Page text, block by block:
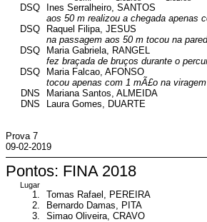
DSQ Ines Serralheiro, SANTOS
aos 50 m realizou a chegada apenas
DSQ
Raquel Filipa, JESUS
na passagem aos 50 m tocou na
DSQ
Maria Gabriela, RANGEL
fez braçada de bruços durante o
DSQ
Maria Falcao, AFONSO
tocou apenas com 1 mÃ£o na
DNS
Mariana Santos, ALMEIDA
DNS
Laura Gomes, DUARTE
Prova 7
09-02-2019
Pontos: FINA 2018
Lugar
1. Tomas Rafael, PEREIRA
2.
Bernardo Damas, PITA
3.
Simao Oliveira, CRAVO